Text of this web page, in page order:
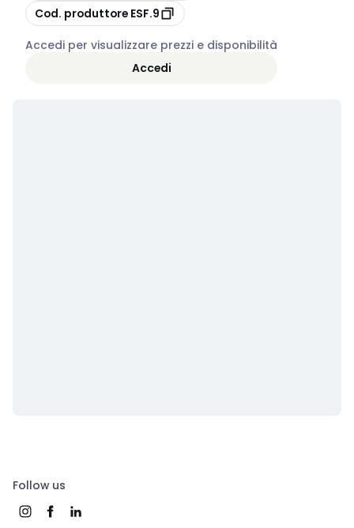
copia
Cod. produttore ESF.9
Accedi per visualizzare prezzi e disponibilità
Accedi
Follow us